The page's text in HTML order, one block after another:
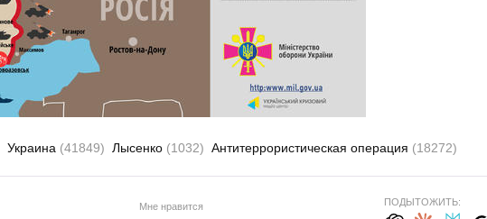
Украина (41849) Лысенко (1032) Антитеррористическая операция (18272)
Мне нравится ПОДЫТОЖИТЬ: